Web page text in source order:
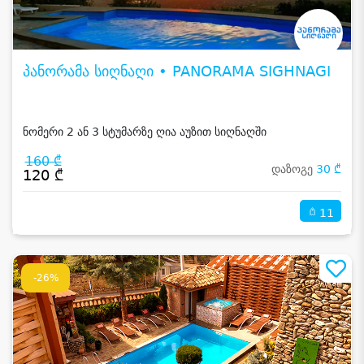
პანორამა სიღნაღი • PANORAMA SIGHNAGI
ნომერი 2 ან 3 სტუმარზე ღია აუზით სიღნაღში
160 ₾
120 ₾ დაზოგე 30 ₾
11
-26%